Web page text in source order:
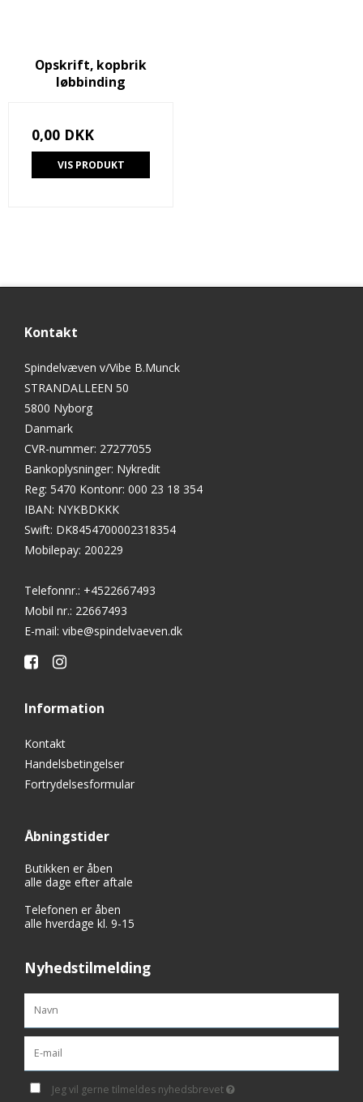
Opskrift, kopbrik
løbbinding
0,00 DKK
VIS PRODUKT
Kontakt
Spindelvæven v/Vibe B.Munck
STRANDALLEEN 50
5800 Nyborg
Danmark
CVR-nummer: 27277055
Bankoplysninger: Nykredit
Reg: 5470 Kontonr: 000 23 18 354
IBAN: NYKBDKKK
Swift: DK8454700002318354
Mobilepay: 200229
Telefonnr.: +4522667493
Mobil nr.: 22667493
E-mail: vibe@spindelvaeven.dk
Information
Kontakt
Handelsbetingelser
Fortrydelsesformular
Åbningstider
Butikken er åben
alle dage efter aftale
Telefonen er åben
alle hverdage kl. 9-15
Nyhedstilmelding
Jeg vil gerne tilmeldes nyhedsbrevet